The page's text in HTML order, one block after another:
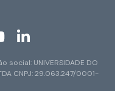
UNIVERSIDADE DO
CNPJ: 29.063.247/0001-